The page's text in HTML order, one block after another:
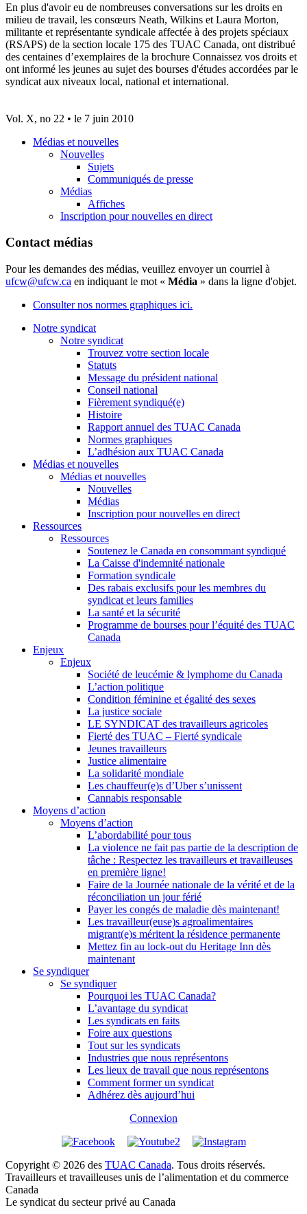
En plus d'avoir eu de nombreuses conversations sur les droits en
milieu de travail, les consœurs Neath, Wilkins et Laura Morton,
militante et représentante syndicale affectée à des projets spéciaux
(RSAPS) de la section locale 175 des TUAC Canada, ont distribué
des centaines d’exemplaires de la brochure Connaissez vos droits et
ont informé les jeunes au sujet des bourses d'études accordées par le
syndicat aux niveaux local, national et international.
Vol. X, no 22 • le 7 juin 2010
Médias et nouvelles
Nouvelles
Sujets
Communiqués de presse
Médias
Affiches
Inscription pour nouvelles en direct
Contact médias
Pour les demandes des médias, veuillez envoyer un courriel à
ufcw@ufcw.ca en indiquant le mot « Média » dans la ligne d'objet.
Consulter nos normes graphiques ici.
Notre syndicat
Notre syndicat
Trouvez votre section locale
Statuts
Message du président national
Conseil national
Fièrement syndiqué(e)
Histoire
Rapport annuel des TUAC Canada
Normes graphiques
L’adhésion aux TUAC Canada
Médias et nouvelles
Médias et nouvelles
Nouvelles
Médias
Inscription pour nouvelles en direct
Ressources
Ressources
Soutenez le Canada en consommant syndiqué
La Caisse d'indemnité nationale
Formation syndicale
Des rabais exclusifs pour les membres du
syndicat et leurs families
La santé et la sécurité
Programme de bourses pour l’équité des TUAC
Canada
Enjeux
Enjeux
Société de leucémie & lymphome du Canada
L’action politique
Condition féminine et égalité des sexes
La justice sociale
LE SYNDICAT des travailleurs agricoles
Fierté des TUAC – Fierté syndicale
Jeunes travailleurs
Justice alimentaire
La solidarité mondiale
Les chauffeur(e)s d’Uber s’unissent
Cannabis responsable
Moyens d’action
Moyens d’action
L’abordabilité pour tous
La violence ne fait pas partie de la description de
tâche : Respectez les travailleurs et travailleuses
en première ligne!
Faire de la Journée nationale de la vérité et de la
réconciliation un jour férié
Payer les congés de maladie dès maintenant!
Les travailleur(euse)s agroalimentaires
migrant(e)s méritent la résidence permanente
Mettez fin au lock-out du Heritage Inn dès
maintenant
Se syndiquer
Se syndiquer
Pourquoi les TUAC Canada?
L’avantage du syndicat
Les syndicats en faits
Foire aux questions
Tout sur les syndicats
Industries que nous représentons
Les lieux de travail que nous représentons
Comment former un syndicat
Adhérez dès aujourd’hui
Connexion
Copyright © 2026 des TUAC Canada. Tous droits réservés.
Travailleurs et travailleuses unis de l’alimentation et du commerce
Canada
Le syndicat du secteur privé au Canada